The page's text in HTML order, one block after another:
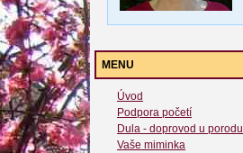
MENU
Úvod
Podpora početí
Dula - doprovod u porodu
Vaše miminka